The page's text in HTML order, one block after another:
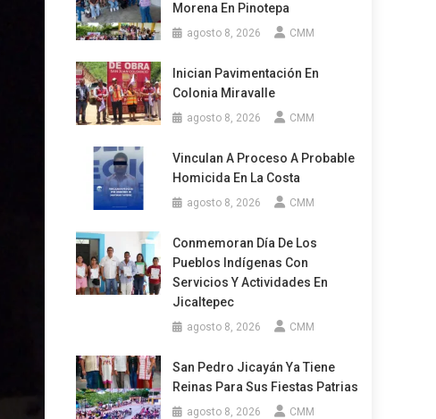
Morena En Pinotepa
agosto 8, 2026 CMM
Inician Pavimentación En
Colonia Miravalle
agosto 8, 2026 CMM
Vinculan A Proceso A Probable
Homicida En La Costa
agosto 8, 2026 CMM
Conmemoran Día De Los
Pueblos Indígenas Con
Servicios Y Actividades En
Jicaltepec
agosto 8, 2026 CMM
San Pedro Jicayán Ya Tiene
Reinas Para Sus Fiestas Patrias
agosto 8, 2026 CMM